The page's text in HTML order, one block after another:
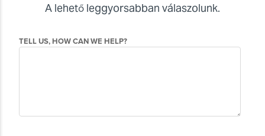
A lehető leggyorsabban válaszolunk.